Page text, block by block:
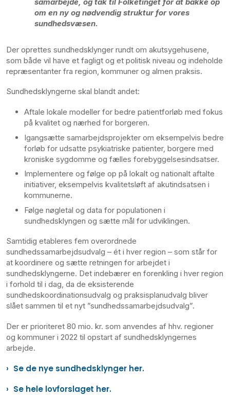
om en ny og nødvendig struktur for vores
sundhedsvæsen.
Der oprettes sundhedsklynger rundt om akutsygehusene,
som både vil have et fagligt og et politisk niveau og indeholde
repræsentanter fra region, kommuner og almen praksis.
Sundhedsklyngerne skal blandt andet:
Aftale lokale modeller for bedre patientforløb med fokus
på kvalitet og nærhed for borgeren.
Igangsætte samarbejdsprojekter om eksempelvis bedre
forløb for udsatte psykiatriske patienter, borgere med
kroniske sygdomme og fælles forebyggelsesindsatser.
Implementere og følge op på lokalt og nationalt aftalte
initiativer, eksempelvis kvalitetsløft af akutindsatsen i
kommunerne.
Følge nøgletal og data for populationen i
sundhedsklyngen og sætte mål for udviklingen.
Samtidig etableres fem overordnede
sundhedssamarbejdsudvalg – ét i hver region – som står for
at koordinere og sætte retningen for arbejdet i
sundhedsklyngerne. Det indebærer en forenkling i hver region
i forhold til i dag, da de eksisterende
sundhedskoordinationsudvalg og praksisplanudvalg bliver
slået sammen til et nyt ”sundhedssamarbejdsudvalg”.
Der er prioriteret 80 mio. kr. som anvendes af hhv. regioner
og kommuner i 2022 til opstart af sundhedsklyngernes
arbejde.
Se de nye sundhedsklynger her.
Se hele lovforslaget her.